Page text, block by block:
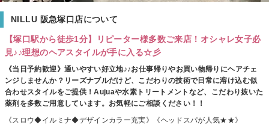
NILLU 阪急塚口店について
【塚口駅から徒歩1分】リピーター様多数ご来店！オシャレ女子必
見♪♪理想のヘアスタイルが手に入る☆彡
《当日予約歓迎》通いやすい好立地♪♪お仕事帰りやお買い物帰りにヘアチェ
ンジしませんか？リーズナブルだけど、こだわりの技術で日常に溶け込む似
合わせスタイルをご提供！Aujuaや水素トリートメントなど、こだわり抜いた
薬剤を多数ご用意しています。お気軽にご相談ください！！
《スロウ◆イルミナ◆デザインカラー充実》《ヘッドスパが人気★★》